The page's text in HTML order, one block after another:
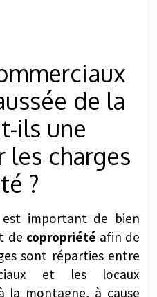
de la
ils une
les charges
?
important de bien
de copropriété afin de
sont réparties entre
et les locaux
la montagne, à cause